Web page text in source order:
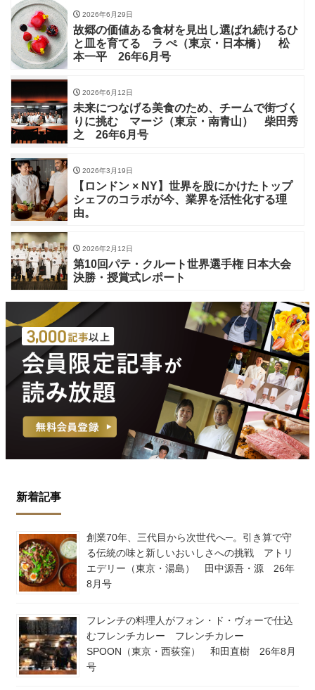
2026年6月29日
故郷の価値ある食材を見出し選ばれ続けるひ
と皿を育てる ラ ぺ（東京・日本橋） 松
本一平 26年6月号
2026年6月12日
未来につなげる美食のため、チームで街づく
りに挑む マージ（東京・南青山） 柴田秀
之 26年6月号
2026年3月19日
【ロンドン × NY】世界を股にかけたトップ
シェフのコラボが今、業界を活性化する理
由。
2026年2月12日
第10回パテ・クルート世界選手権 日本大会
決勝・授賞式レポート
新着記事
創業70年、三代目から次世代へ─。引き算で守
る伝統の味と新しいおいしさへの挑戦 アトリ
エデリー（東京・湯島） 田中源吾・源 26年
8月号
フレンチの料理人がフォン・ド・ヴォーで仕込
むフレンチカレー フレンチカレー
SPOON（東京・西荻窪） 和田直樹 26年8月
号